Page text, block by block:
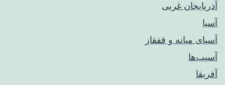
آذربایجان غربی
آسیا
آسیای میانه و قفقاز
آسیب‌ها
آفریقا